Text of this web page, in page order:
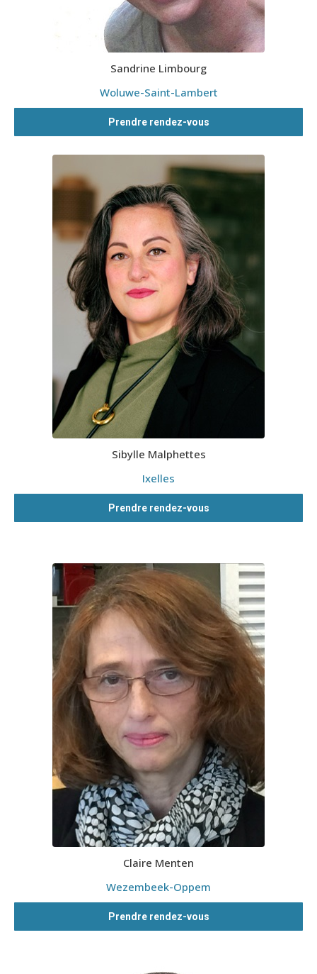
Sandrine Limbourg
Woluwe-Saint-Lambert
Prendre rendez-vous
Sibylle Malphettes
Ixelles
Prendre rendez-vous
Claire Menten
Wezembeek-Oppem
Prendre rendez-vous